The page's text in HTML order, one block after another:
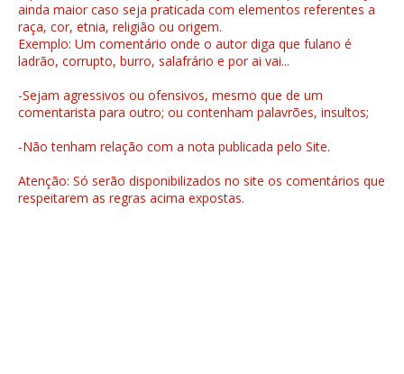
ainda maior caso seja praticada com elementos referentes a
raça, cor, etnia, religião ou origem.
Exemplo: Um comentário onde o autor diga que fulano é
ladrão, corrupto, burro, salafrário e por ai vai...
-Sejam agressivos ou ofensivos, mesmo que de um
comentarista para outro; ou contenham palavrões, insultos;
-Não tenham relação com a nota publicada pelo Site.
Atenção: Só serão disponibilizados no site os comentários que
respeitarem as regras acima expostas.